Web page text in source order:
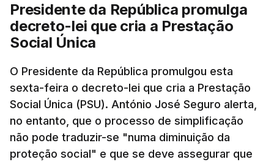
Presidente da República promulga
decreto-lei que cria a Prestação
Social Única
O Presidente da República promulgou esta
sexta-feira o decreto-lei que cria a Prestação
Social Única (PSU). António José Seguro alerta,
no entanto, que o processo de simplificação
não pode traduzir-se "numa diminuição da
proteção social" e que se deve assegurar que